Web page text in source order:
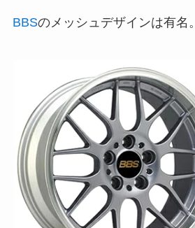
BBSのメッシュデザインは有名。